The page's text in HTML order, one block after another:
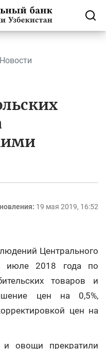
Новости
19 мая 2019, 16:52
Центрального
июле 2018 года по
товаров и
цен на 0,5%,
цен на
овощи прекратили